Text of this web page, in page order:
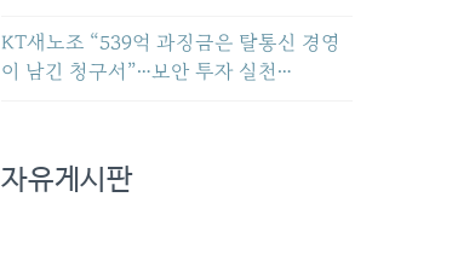
KT새노조 “539억 과징금은 탈통신 경영
이 남긴 청구서”…보안 투자 실천…
자유게시판